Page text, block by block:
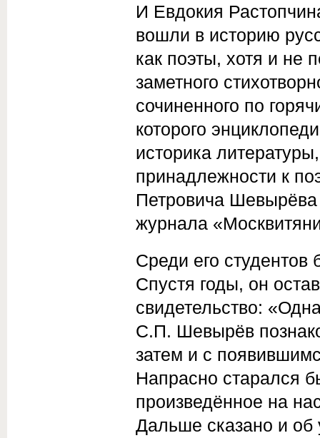
И Евдокия
вошли в историю
как поэты, хотя и не
заметного
сочиненного по
которого
историка
принадлежности к
Петровича Шевырёва
журнала
Среди его
Спустя годы, он
свидетельство:
С.П. Шевырёв
затем и с
Напрасно старался
произведённое на
Дальше сказано и об